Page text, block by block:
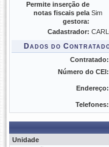
Permite inserção de
notas fiscais pela
gestora:
Sim
Cadastrador:
Dados do
Contratado:
Número do CEI:
Endereço:
Telefones:
Unidade